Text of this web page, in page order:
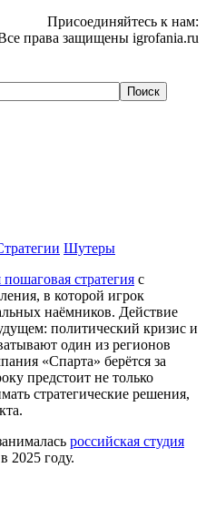
Присоединяйтесь к нам:
права защищены igrofania.ru
Шутеры
пошаговая стратегия с
в которой игрок
наёмников. Действие
политический кризис и
один из регионов
«Спарта» берётся за
предстоит не только
стратегические решения,
российская студия
2025 году.